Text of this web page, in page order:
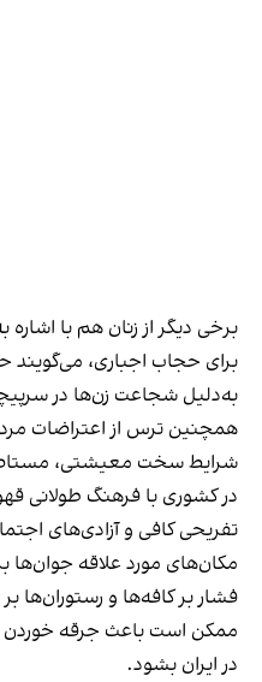
برخی دیگر از زنان هم با
برای حجاب اجباری، می‌گویند
به‌دلیل شجاعت زن‌ها در
همچنین ترس از اعتراضات
شرایط سخت معیشتی،
در کشوری با فرهنگ طولانی
تفریحی کافی و آزادی‌های
مکان‌های مورد علاقه جوان‌ها
فشار بر کافه‌ها و رستوران‌ها
ممکن است باعث جرقه
در ایران بشود.